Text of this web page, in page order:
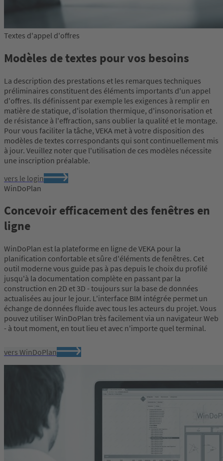
Textes d'appel d'offres
Modèles de textes pour vos besoins
La description des prestations et les remarques techniques
préliminaires constituent des éléments importants d'un appel
d'offres. Ils définissent par exemple les exigences à remplir en
matière de statique, d'isolation thermique, d'insonorisation et
de résistance à l'effraction, sans oublier la qualité et le montage.
Pour vous faciliter la tâche, VEKA met à votre disposition des
modèles de textes correspondants qui sont continuellement mis
à jour. Veuillez noter que l'utilisation de ces modèles nécessite
une inscription préalable.
vers le login
WinDoPlan
Concevoir efficacement des fenêtres en
ligne
WinDoPlan est la plateforme en ligne de VEKA pour la
planification confortable et sûre d'éléments de fenêtres. Cet
outil moderne vous guide pas à pas depuis le choix du profilé
jusqu'à la documentation complète en passant par la
construction en 2D et 3D - toujours sur la base de données
actualisées au jour le jour. L'interface BIM intégrée permet un
échange de données fluide avec tous les acteurs du projet. Vous
pouvez utiliser WinDoPlan très facilement via un navigateur Web
- à tout moment, en tout lieu et avec n'importe quel terminal.
vers WinDoPlan